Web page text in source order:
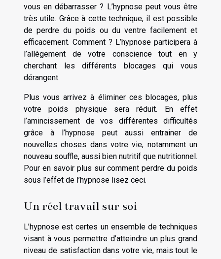
vous en débarrasser ? L’hypnose peut vous être
très utile. Grâce à cette technique, il est possible
de perdre du poids ou du ventre facilement et
efficacement. Comment ? L’hypnose participera à
l’allègement de votre conscience tout en y
cherchant les différents blocages qui vous
dérangent.
Plus vous arrivez à éliminer ces blocages, plus
votre poids physique sera réduit. En effet
l’amincissement de vos différentes difficultés
grâce à l’hypnose peut aussi entrainer de
nouvelles choses dans votre vie, notamment un
nouveau souffle, aussi bien nutritif que nutritionnel.
Pour en savoir plus sur comment perdre du poids
sous l’effet de l’hypnose lisez ceci.
Un réel travail sur soi
L’hypnose est certes un ensemble de techniques
visant à vous permettre d’atteindre un plus grand
niveau de satisfaction dans votre vie, mais tout le